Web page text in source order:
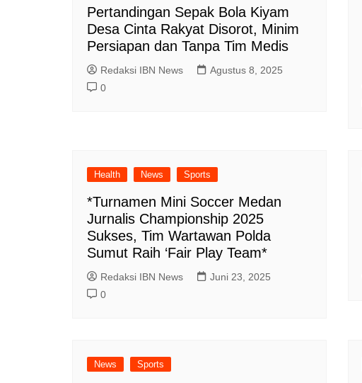
Pertandingan Sepak Bola Kiyam
Desa Cinta Rakyat Disorot, Minim
Persiapan dan Tanpa Tim Medis
Redaksi IBN News
Agustus 8, 2025
0
Health News Sports
*Turnamen Mini Soccer Medan
Jurnalis Championship 2025
Sukses, Tim Wartawan Polda
Sumut Raih ‘Fair Play Team*
Redaksi IBN News
Juni 23, 2025
0
News Sports